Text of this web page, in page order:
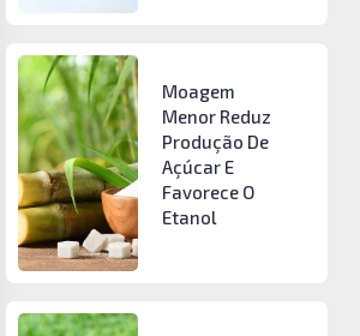
Moagem
Menor Reduz
Produção De
Açúcar E
Favorece O
Etanol